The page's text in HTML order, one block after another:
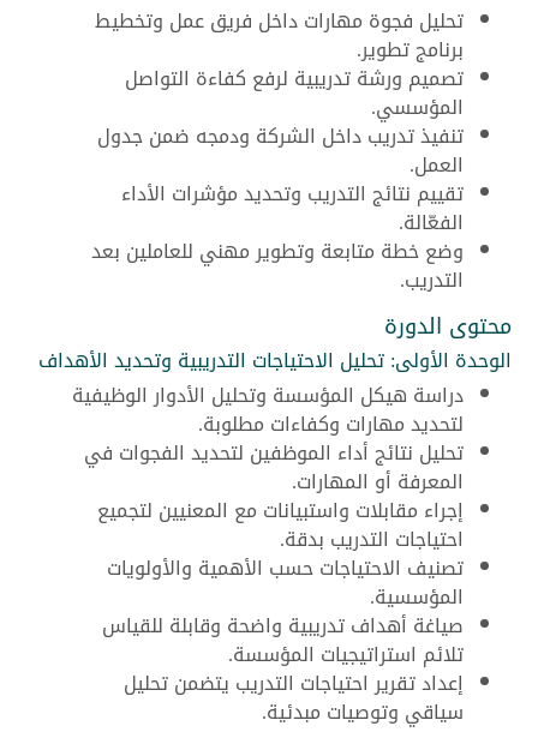
تحليل فجوة مهارات داخل فريق عمل وتخطيط
برنامج تطوير.
تصميم ورشة تدريبية لرفع كفاءة التواصل
المؤسسي.
تنفيذ تدريب داخل الشركة ودمجه ضمن جدول
العمل.
تقييم نتائج التدريب وتحديد مؤشرات الأداء
الفعّالة.
وضع خطة متابعة وتطوير مهني للعاملين بعد
التدريب.
محتوى الدورة
الوحدة الأولى: تحليل الاحتياجات التدريبية وتحديد الأهداف
دراسة هيكل المؤسسة وتحليل الأدوار الوظيفية
لتحديد مهارات وكفاءات مطلوبة.
تحليل نتائج أداء الموظفين لتحديد الفجوات في
المعرفة أو المهارات.
إجراء مقابلات واستبيانات مع المعنيين لتجميع
احتياجات التدريب بدقة.
تصنيف الاحتياجات حسب الأهمية والأولويات
المؤسسية.
صياغة أهداف تدريبية واضحة وقابلة للقياس
تلائم استراتيجيات المؤسسة.
إعداد تقرير احتياجات التدريب يتضمن تحليل
سياقي وتوصيات مبدئية.